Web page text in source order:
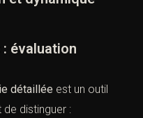
et dynamique